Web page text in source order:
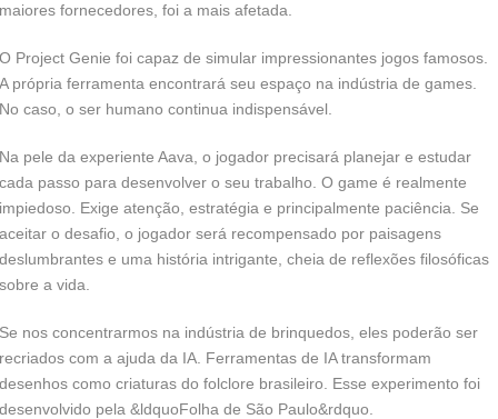
maiores fornecedores, foi a mais afetada.
O Project Genie foi capaz de simular impressionantes jogos famosos.
A própria ferramenta encontrará seu espaço na indústria de games.
No caso, o ser humano continua indispensável.
Na pele da experiente Aava, o jogador precisará planejar e estudar
cada passo para desenvolver o seu trabalho. O game é realmente
impiedoso. Exige atenção, estratégia e principalmente paciência. Se
aceitar o desafio, o jogador será recompensado por paisagens
deslumbrantes e uma história intrigante, cheia de reflexões filosóficas
sobre a vida.
Se nos concentrarmos na indústria de brinquedos, eles poderão ser
recriados com a ajuda da IA. Ferramentas de IA transformam
desenhos como criaturas do folclore brasileiro. Esse experimento foi
desenvolvido pela &ldquoFolha de São Paulo&rdquo.